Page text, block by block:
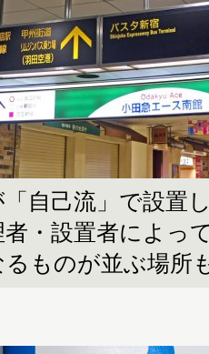
自己流」で設置
者・設置者によっ
るものが並ぶ場所